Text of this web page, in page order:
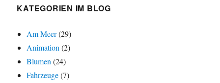
KATEGORIEN IM BLOG
Am Meer(29)
Animation(2)
Blumen(24)
Fahrzeuge(7)